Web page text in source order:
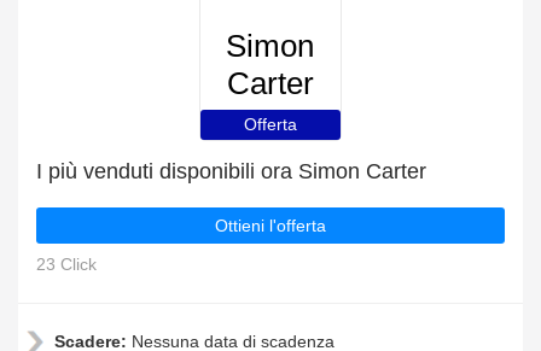
Simon
Carter
Offerta
I più venduti disponibili ora Simon Carter
Ottieni l'offerta
23 Click
Scadere: Nessuna data di scadenza